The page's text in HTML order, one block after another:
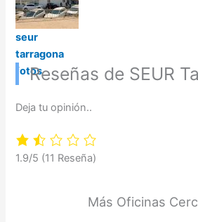
seur
tarragona
fotosReseñas de SEUR
Deja tu opinión..
1.9/5 (11 Reseña)
Más Oficinas